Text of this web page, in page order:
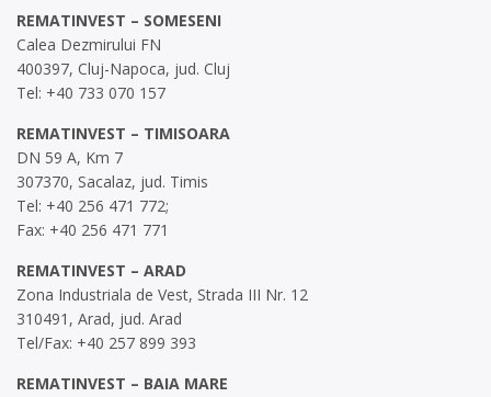
REMATINVEST – SOMESENI
Calea Dezmirului FN
400397, Cluj-Napoca, jud. Cluj
Tel: +40 733 070 157
REMATINVEST – TIMISOARA
DN 59 A, Km 7
307370, Sacalaz, jud. Timis
Tel: +40 256 471 772;
Fax: +40 256 471 771
REMATINVEST – ARAD
Zona Industriala de Vest, Strada III Nr. 12
310491, Arad, jud. Arad
Tel/Fax: +40 257 899 393
REMATINVEST – BAIA MARE